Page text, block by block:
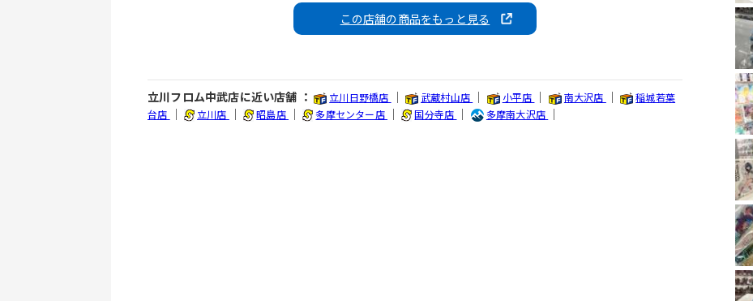
この店舗の商品をもっと見る
立川フロム中武店に近い店舗 ： 立川日野橋店 ｜ 武蔵村山店 ｜ 小平店 ｜ 南大沢店 ｜
稲城若葉
台店
｜ 立川店 ｜ 昭島店 ｜ 多摩センター店 ｜ 国分寺店 ｜ 多摩南大沢店 ｜